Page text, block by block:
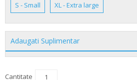
S - Small XL - Extra large
Adaugati Suplimentar
Cantitate